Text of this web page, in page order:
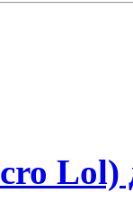
Lol)